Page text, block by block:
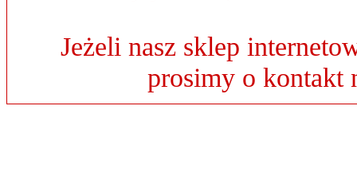
Jeżeli nasz sklep
prosimy o kontakt